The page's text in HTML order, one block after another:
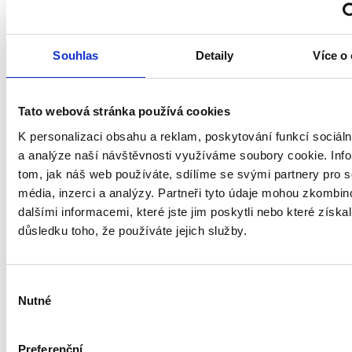
Souhlas Detaily Více o
Tato webová stránka používá cookies
K personalizaci obsahu a reklam, poskytování funkcí
a analýze naší návštěvnosti využíváme soubory cookie.
tom, jak náš web používáte, sdílíme se svými partnery pro
média, inzerci a analýzy. Partneři tyto údaje mohou
dalšími informacemi, které jste jim poskytli nebo které
důsledku toho, že používáte jejich služby.
souhlasu
Nutné
Preferenční
PVC Rundrohr Ø150/0,5m
Vorrätig 4 Stk.
Dienstag, 11.8. bei Ihnen zu Hause
6.86 €